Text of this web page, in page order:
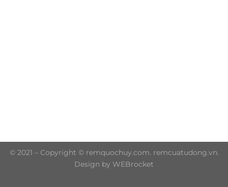
© 2021 – Copyright © remquochuy.com. remcuatudong.vn.
Design by WEBrocket